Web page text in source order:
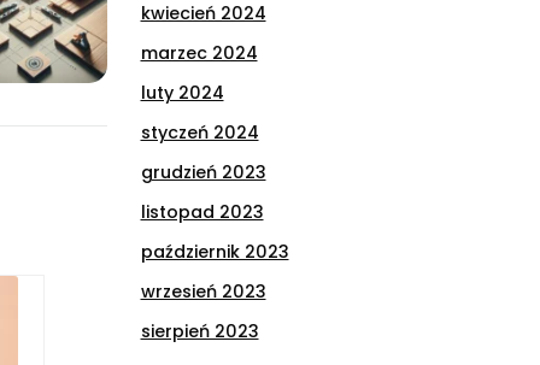
kwiecień 2024
marzec 2024
luty 2024
styczeń 2024
grudzień 2023
listopad 2023
październik 2023
wrzesień 2023
sierpień 2023